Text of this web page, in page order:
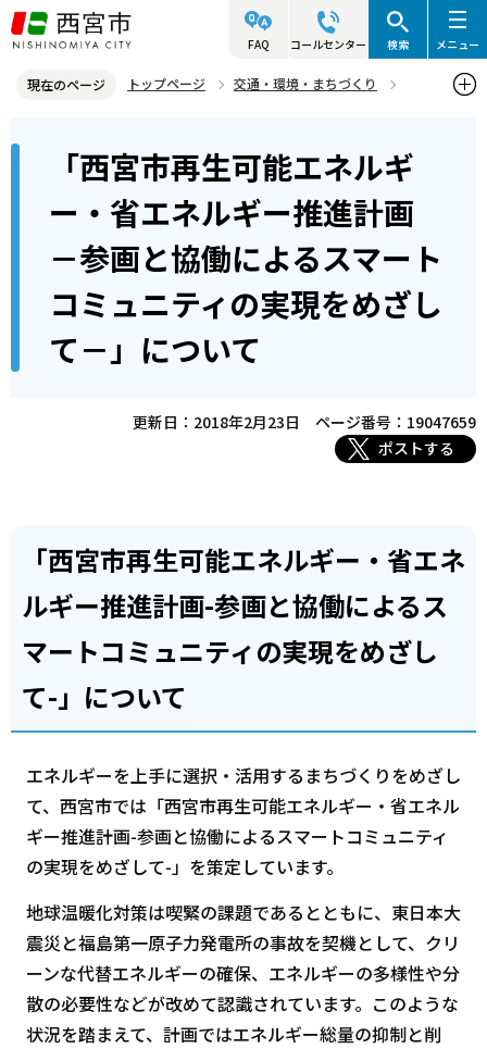
こ
の
ジ
FAQ コールセンター 検索 メニュー
現在のページ トップページ
交通・環境・まちづくり
「西宮市再生可能エネルギー・省エネルギー推進計画－参画と協働に
よるスマートコミュニティの実現をめざして－」について
「西宮市再生可能エネルギ
ー・省エネルギー推進計画
－参画と協働によるスマート
コミュニティの実現をめざし
て－」について
更新日：2018年2月23日
ページ番号：19047659
ポストする
「西宮市再生可能エネルギー・省エネ
ルギー推進計画-参画と協働によるス
マートコミュニティの実現をめざし
て-」について
エネルギーを上手に選択・活用するまちづくりをめざし
て、西宮市では「西宮市再生可能エネルギー・省エネル
ギー推進計画-参画と協働によるスマートコミュニティ
の実現をめざして-」を策定しています。
地球温暖化対策は喫緊の課題であるとともに、東日本大
震災と福島第一原子力発電所の事故を契機として、クリ
ーンな代替エネルギーの確保、エネルギーの多様性や分
散の必要性などが改めて認識されています。このような
状況を踏まえて、計画ではエネルギー総量の抑制と削